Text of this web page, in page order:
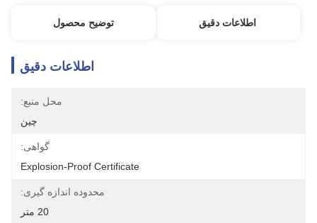
اطلاعات دقیق توضیح محصول
اطلاعات دقیق
محل منبع:
چین
گواهی:
Explosion-Proof Certificate
محدوده اندازه گیری:
20 متر